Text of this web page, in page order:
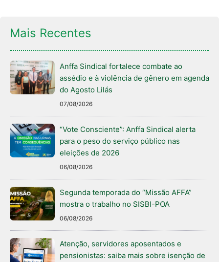
Mais Recentes
Anffa Sindical fortalece combate ao
assédio e à violência de gênero em agenda
do Agosto Lilás
07/08/2026
“Vote Consciente”: Anffa Sindical alerta
para o peso do serviço público nas
eleições de 2026
06/08/2026
Segunda temporada do “Missão AFFA”
mostra o trabalho no SISBI-POA
06/08/2026
Atenção, servidores aposentados e
pensionistas: saiba mais sobre isenção de